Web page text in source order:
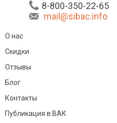
8-800-350-22-65
mail@sibac.info
О нас
Скидки
Отзывы
Блог
Контакты
Публикация в ВАК